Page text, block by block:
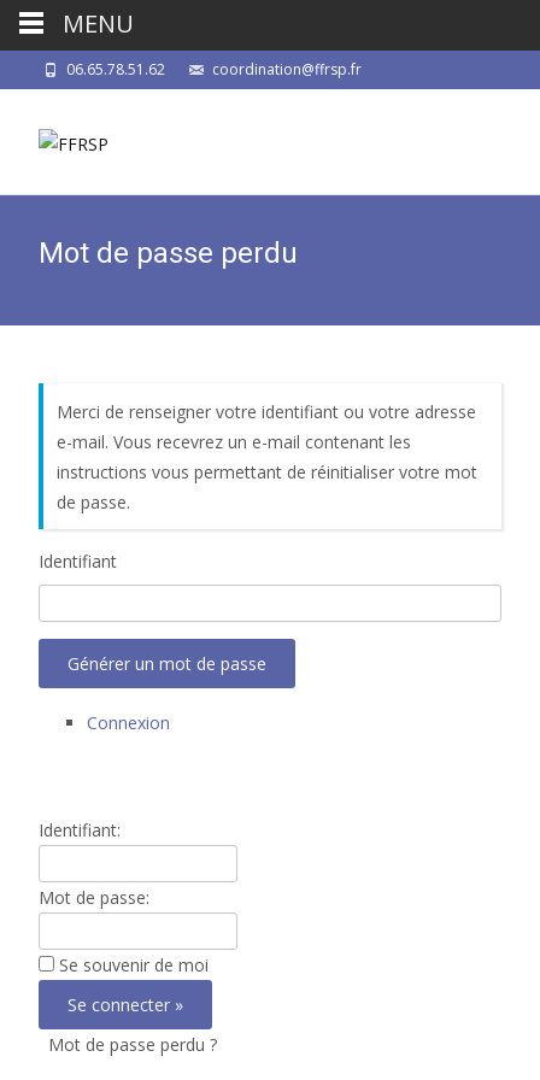
06.65.78.51.62 coordination@ffrsp.fr
Mot de passe perdu
Merci de renseigner votre identifiant ou votre adresse
e-mail. Vous recevrez un e-mail contenant les
instructions vous permettant de réinitialiser votre mot
de passe.
Identifiant
Générer un mot de passe
Connexion
Identifiant:
Mot de passe:
Se souvenir de moi
Mot de passe perdu ?
MENU